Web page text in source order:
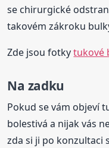
se chirurgické
takovém zákroku
Zde jsou fotkytukové
Na zadku
Pokud se vám objeví
bolestivá a nijak vás
zda si ji po konzultaci